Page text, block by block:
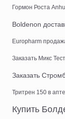
Гормон Роста
Boldenon
Europharm
Заказать Микс
Заказать
Тритрен 150 в
Купить